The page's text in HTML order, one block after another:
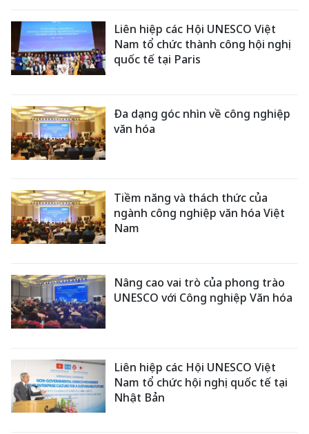
Liên hiệp các Hội UNESCO Việt
Nam tổ chức thành công hội nghị
quốc tế tại Paris
Đa dạng góc nhìn về công nghiệp
văn hóa
Tiềm năng và thách thức của
ngành công nghiệp văn hóa Việt
Nam
Nâng cao vai trò của phong trào
UNESCO với Công nghiệp Văn hóa
Liên hiệp các Hội UNESCO Việt
Nam tổ chức hội nghị quốc tế tại
Nhật Bản